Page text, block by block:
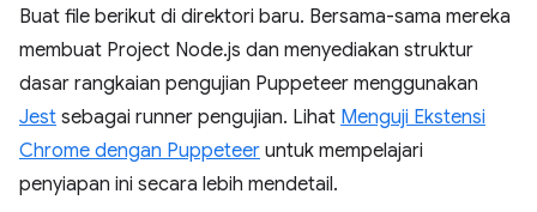
Buat file berikut di direktori baru. Bersama-sama mereka
membuat Project Node.js dan menyediakan struktur
dasar rangkaian pengujian Puppeteer menggunakan
Jest sebagai runner pengujian. Lihat Menguji Ekstensi
Chrome dengan Puppeteer untuk mempelajari
penyiapan ini secara lebih mendetail.